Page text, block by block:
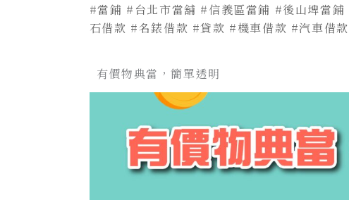
#當鋪 #台北市當舖 #信義區當鋪 #後山埤當鋪
石借款 #名錶借款 #貸款 #機車借款 #汽車借款
有價物典當，簡單透明